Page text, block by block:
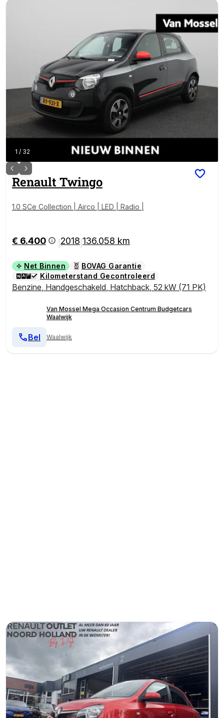
1 / 32
Renault Twingo
1.0 SCe Collection | Airco | LED | Radio |
€ 6.400 2018 136.058 km
Net Binnen
BOVAG Garantie
Kilometerstand Gecontroleerd
Benzine, Handgeschakeld, Hatchback, 52 kW (71 PK)
Van Mossel Mega Occasion Centrum Budgetcars
Waalwijk
Waalwijk
Bel